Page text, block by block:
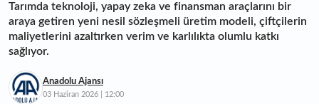
Tarımda teknoloji, yapay zeka ve finansman araçlarını bir
araya getiren yeni nesil sözleşmeli üretim modeli, çiftçilerin
maliyetlerini azaltırken verim ve karlılıkta olumlu katkı
sağlıyor.
Anadolu Ajansı
03 Haziran 2026 | 12:00